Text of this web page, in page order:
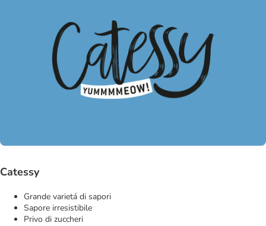
Catessy
Grande varietá di sapori
Sapore irresistibile
Privo di zuccheri